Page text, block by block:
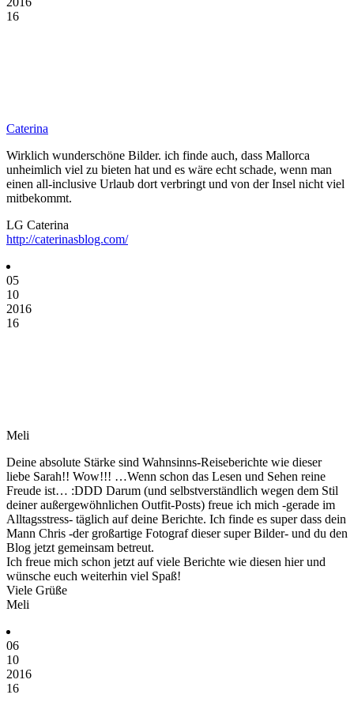
16
Caterina
Wirklich wunderschöne Bilder. ich finde auch, dass Mallorca
unheimlich viel zu bieten hat und es wäre echt schade, wenn man
einen all-inclusive Urlaub dort verbringt und von der Insel nicht viel
mitbekommt.
LG Caterina
http://caterinasblog.com/
05
10
2016
16
Meli
Deine absolute Stärke sind Wahnsinns-Reiseberichte wie dieser
liebe Sarah!! Wow!!! …Wenn schon das Lesen und Sehen reine
Freude ist… :DDD Darum (und selbstverständlich wegen dem Stil
deiner außergewöhnlichen Outfit-Posts) freue ich mich -gerade im
Alltagsstress- täglich auf deine Berichte. Ich finde es super dass dein
Mann Chris -der großartige Fotograf dieser super Bilder- und du den
Blog jetzt gemeinsam betreut.
Ich freue mich schon jetzt auf viele Berichte wie diesen hier und
wünsche euch weiterhin viel Spaß!
Viele Grüße
Meli
06
10
2016
16